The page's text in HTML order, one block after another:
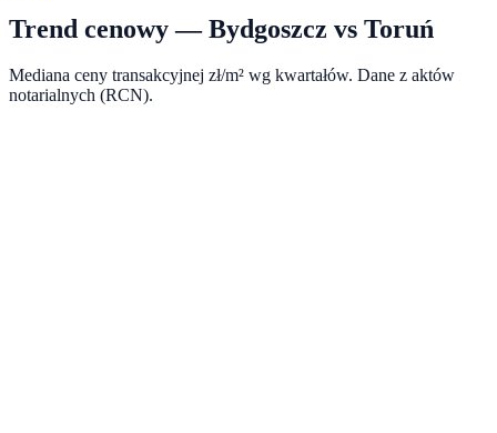
Trend cenowy —Bydgoszcz vs Toruń
Mediana ceny transakcyjnej zł/m² wg kwartałów. Dane z aktów
notarialnych (RCN).